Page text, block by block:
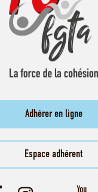
Adhérer en ligne
Espace adhérent